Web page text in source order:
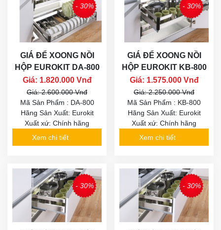
- 30%
GIÁ ĐỂ XOONG NỒI
HỘP EUROKIT DA-800
Giá: 1.820.000 Vnđ
Giá: 2.600.000 Vnđ
Mã Sản Phẩm : DA-800
Hãng Sản Xuất: Eurokit
Xuất xứ: Chính hãng
Xem chi tiết
- 30%
GIÁ ĐỂ XOONG NỒI
HỘP EUROKIT KB-800
Giá: 1.575.000 Vnđ
Giá: 2.250.000 Vnđ
Mã Sản Phẩm : KB-800
Hãng Sản Xuất: Eurokit
Xuất xứ: Chính hãng
Xem chi tiết
- 30% - 30%